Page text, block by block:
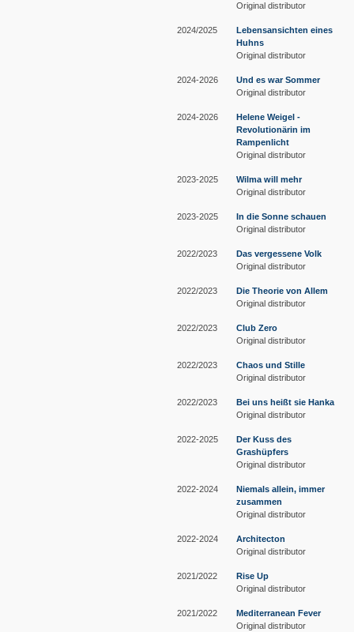
Original distributor
2024/2025
Lebensansichten eines
Huhns
Original distributor
2024-2026
Und es war Sommer
Original distributor
2024-2026
Helene Weigel -
Revolutionärin im
Rampenlicht
Original distributor
2023-2025
Wilma will mehr
Original distributor
2023-2025
In die Sonne schauen
Original distributor
2022/2023
Das vergessene Volk
Original distributor
2022/2023
Die Theorie von Allem
Original distributor
2022/2023
Club Zero
Original distributor
2022/2023
Chaos und Stille
Original distributor
2022/2023
Bei uns heißt sie Hanka
Original distributor
2022-2025
Der Kuss des
Grashüpfers
Original distributor
2022-2024
Niemals allein, immer
zusammen
Original distributor
2022-2024
Architecton
Original distributor
2021/2022
Rise Up
Original distributor
2021/2022
Mediterranean Fever
Original distributor